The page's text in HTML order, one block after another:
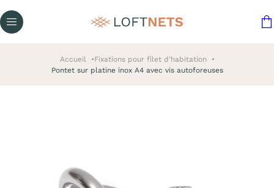
Accueil
Fixations pour filet d'habitation
Pontet sur platine inox A4 avec vis autoforeuses